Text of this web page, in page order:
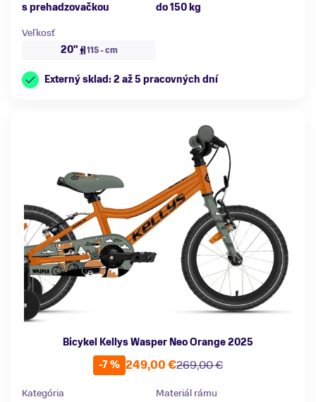
s prehadzovačkou
do 150 kg
Veľkosť
20"
115 - cm
Externý sklad: 2 až 5 pracovných dní
Bicykel Kellys Wasper Neo Orange 2025
-7 %
269,00 €
249,00 €
Kategória
Materiál rámu